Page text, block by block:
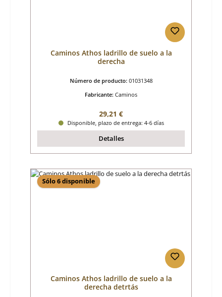
Caminos Athos ladrillo de suelo a la
derecha
Número de producto: 01031348
Fabricante: Caminos
Precio normal:
29,21 €
Disponible, plazo de entrega: 4-6 días
Detalles
Sólo 6 disponible
Caminos Athos ladrillo de suelo a la
derecha detrtás